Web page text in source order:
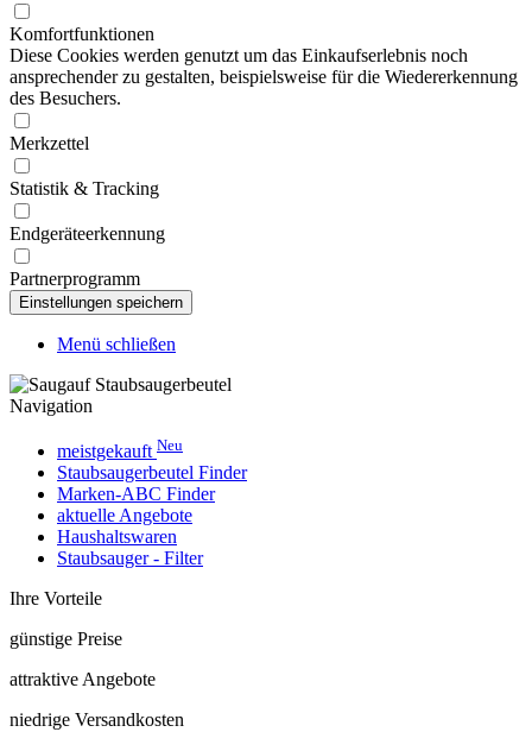
Komfortfunktionen
Diese Cookies werden genutzt um das Einkaufserlebnis noch
ansprechender zu gestalten, beispielsweise für die Wiedererkennung
des Besuchers.
Merkzettel
Statistik & Tracking
Endgeräteerkennung
Partnerprogramm
Menü schließen
Navigation
meistgekauft Neu
Staubsaugerbeutel Finder
Marken-ABC Finder
aktuelle Angebote
Haushaltswaren
Staubsauger - Filter
Ihre Vorteile
günstige Preise
attraktive Angebote
niedrige Versandkosten